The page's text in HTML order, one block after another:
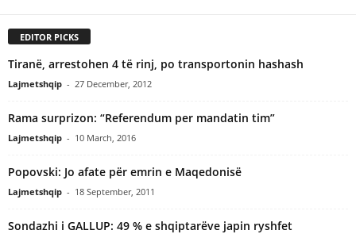
EDITOR PICKS
Tiranë, arrestohen 4 të rinj, po transportonin hashash
Lajmetshqip - 27 December, 2012
Rama surprizon: “Referendum per mandatin tim”
Lajmetshqip - 10 March, 2016
Popovski: Jo afate për emrin e Maqedonisë
Lajmetshqip - 18 September, 2011
Sondazhi i GALLUP: 49 % e shqiptarëve japin ryshfet